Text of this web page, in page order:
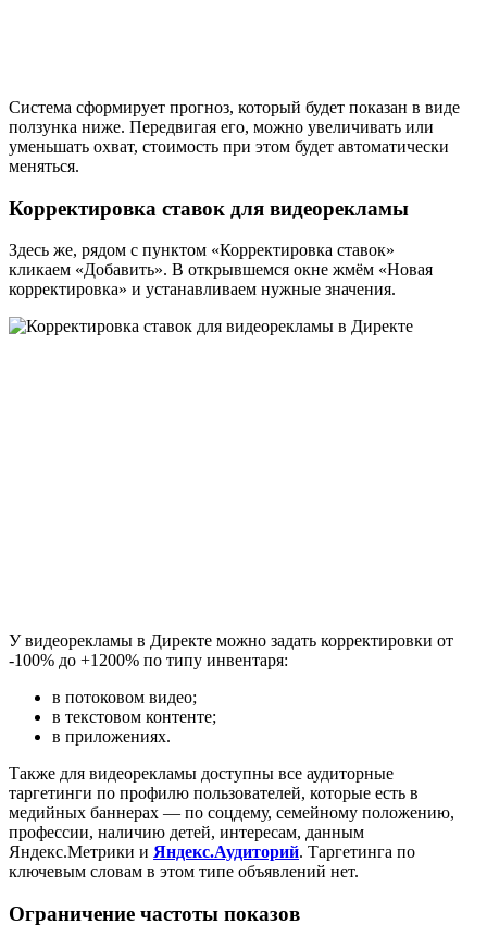
Система сформирует прогноз, который будет показан в виде
ползунка ниже. Передвигая его, можно увеличивать или
уменьшать охват, стоимость при этом будет автоматически
меняться.
Корректировка ставок для видеорекламы
Здесь же, рядом с пунктом «Корректировка ставок»
кликаем «Добавить». В открывшемся окне жмём «Новая
корректировка» и устанавливаем нужные значения.
У видеорекламы в Директе можно задать корректировки от
-100% до +1200% по типу инвентаря:
в потоковом видео;
в текстовом контенте;
в приложениях.
Также для видеорекламы доступны все аудиторные
таргетинги по профилю пользователей, которые есть в
медийных баннерах — по соцдему, семейному положению,
профессии, наличию детей, интересам, данным
Яндекс.Метрики и Яндекс.Аудиторий. Таргетинга по
ключевым словам в этом типе объявлений нет.
Ограничение частоты показов